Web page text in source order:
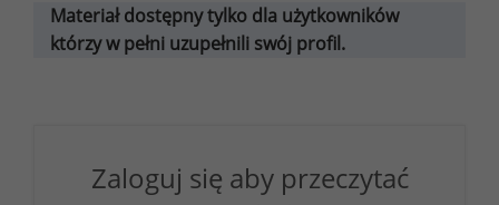
Materiał dostępny tylko dla użytkowników
którzy w pełni uzupełnili swój profil.
Zaloguj się aby przeczytać